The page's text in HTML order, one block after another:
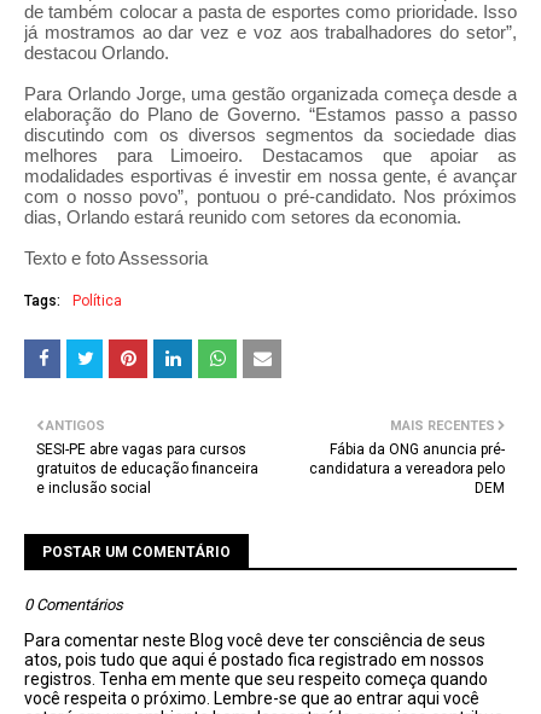
de também colocar a pasta de esportes como prioridade. Isso
já mostramos ao dar vez e voz aos trabalhadores do setor”,
destacou Orlando.
Para Orlando Jorge, uma gestão organizada começa desde a
elaboração do Plano de Governo. “Estamos passo a passo
discutindo com os diversos segmentos da sociedade dias
melhores para Limoeiro. Destacamos que apoiar as
modalidades esportivas é investir em nossa gente, é avançar
com o nosso povo”, pontuou o pré-candidato. Nos próximos
dias, Orlando estará reunido com setores da economia.
Texto e foto Assessoria
Tags: Política
MAIS RECENTES
Fábia da ONG anuncia pré-
candidatura a vereadora pelo
DEM
ANTIGOS
SESI-PE abre vagas para cursos
gratuitos de educação financeira
e inclusão social
POSTAR UM COMENTÁRIO
0 Comentários
Para comentar neste Blog você deve ter consciência de seus
atos, pois tudo que aqui é postado fica registrado em nossos
registros. Tenha em mente que seu respeito começa quando
você respeita o próximo. Lembre-se que ao entrar aqui você